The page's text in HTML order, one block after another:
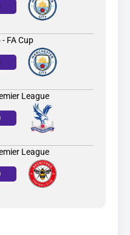
FA Cup
League
League